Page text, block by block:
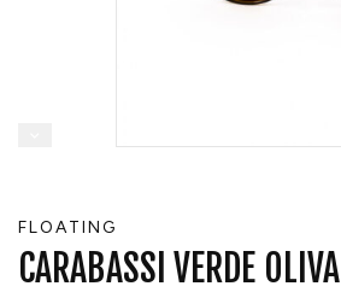
FLOATING
CARABASSI VERDE OLIVA